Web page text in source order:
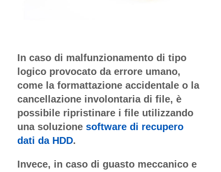
In caso di malfunzionamento di tipo
logico provocato da errore umano,
come la formattazione accidentale o la
cancellazione involontaria di file, è
possibile ripristinare i file utilizzando
una soluzione software di recupero
dati da HDD.
Invece, in caso di guasto meccanico e